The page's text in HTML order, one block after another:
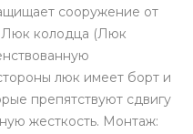
сооружение от
Люк колодца (Люк
люк имеет борт и
препятствуют сдвигу
жесткость. Монтаж: